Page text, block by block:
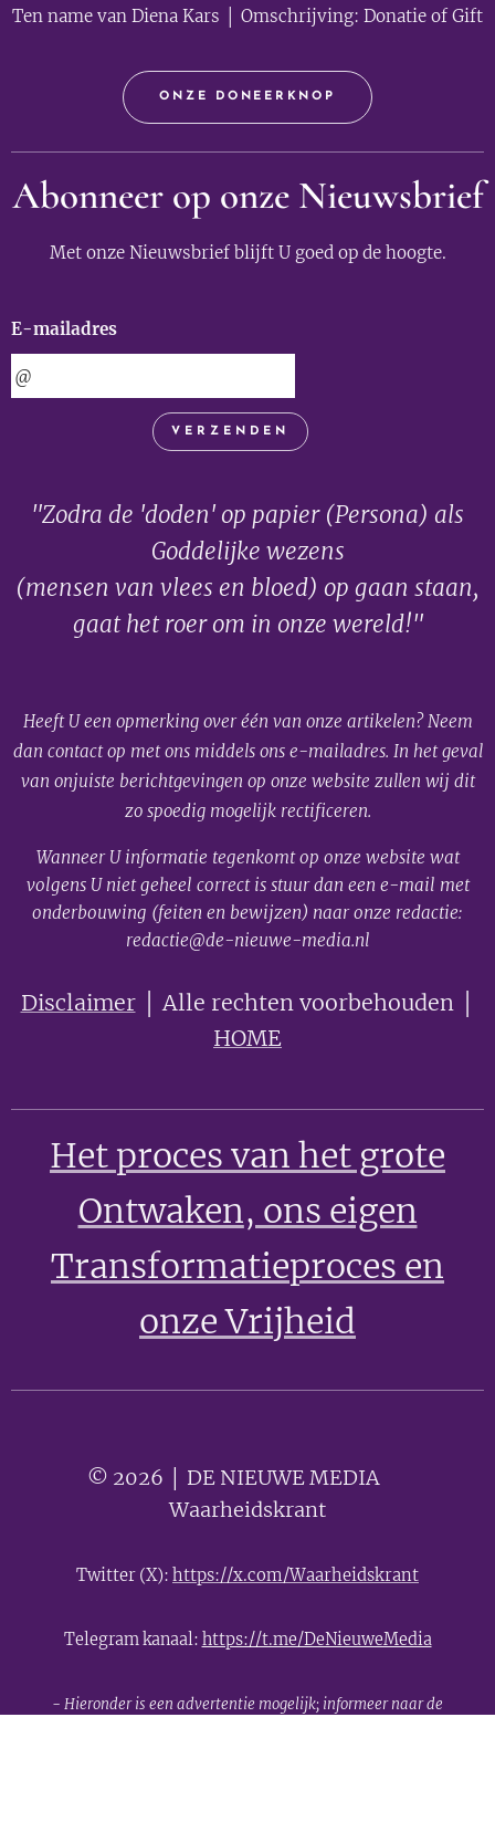
Ten name van Diena Kars │ Omschrijving: Donatie of Gift
ONZE DONEERKNOP
Abonneer op onze Nieuwsbrief
Met onze Nieuwsbrief blijft U goed op de hoogte.
E-mailadres
VERZENDEN
"Zodra de 'doden' op papier (Persona) als
Goddelijke wezens
(mensen van vlees en bloed) op gaan staan,
gaat het roer om in onze wereld!"
Heeft U een opmerking over één van onze artikelen? Neem
dan contact op met ons middels ons e-mailadres. In het geval
van onjuiste berichtgevingen op onze website zullen wij dit
zo spoedig mogelijk rectificeren.
Wanneer U informatie tegenkomt op onze website wat
volgens U niet geheel correct is stuur dan een e-mail met
onderbouwing (feiten en bewijzen) naar onze redactie:
redactie@de-nieuwe-media.nl
Disclaimer│ Alle rechten voorbehouden │
HOME
Het proces van het grote
Ontwaken, ons eigen
Transformatieproces en
onze Vrijheid
© 2026 │ DE NIEUWE MEDIA 🟣
Waarheidskrant
Twitter (X): https://x.com/Waarheidskrant
Telegram kanaal: https://t.me/DeNieuweMedia
- Hieronder is een advertentie mogelijk; informeer naar de